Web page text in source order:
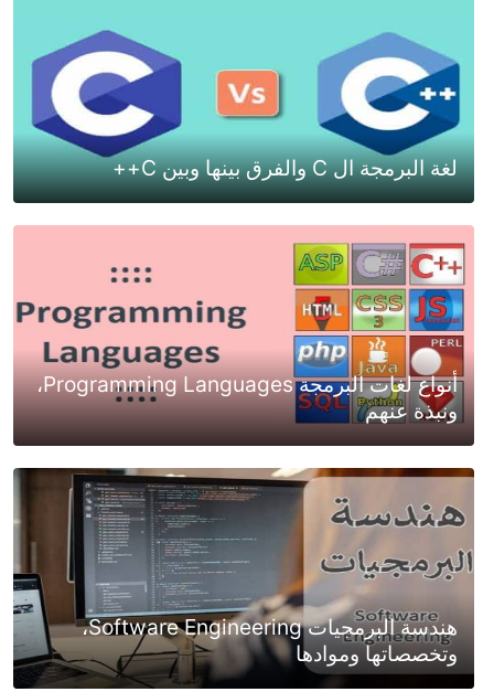
لغة البرمجة ال C والفرق بينها وبين C++
أنواع لغات البرمجة Programming Languages،
ونبذة عنهم
هندسة البرمجيات Software Engineering،
وتخصصاتها وموادها